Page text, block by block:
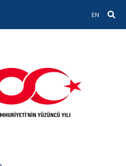
Dil Seçiniz
EN